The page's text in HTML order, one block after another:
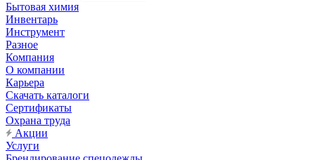
Бытовая химия
Инвентарь
Инструмент
Разное
Компания
О компании
Карьера
Cкачать каталоги
Сертификаты
Охрана труда
Акции
Услуги